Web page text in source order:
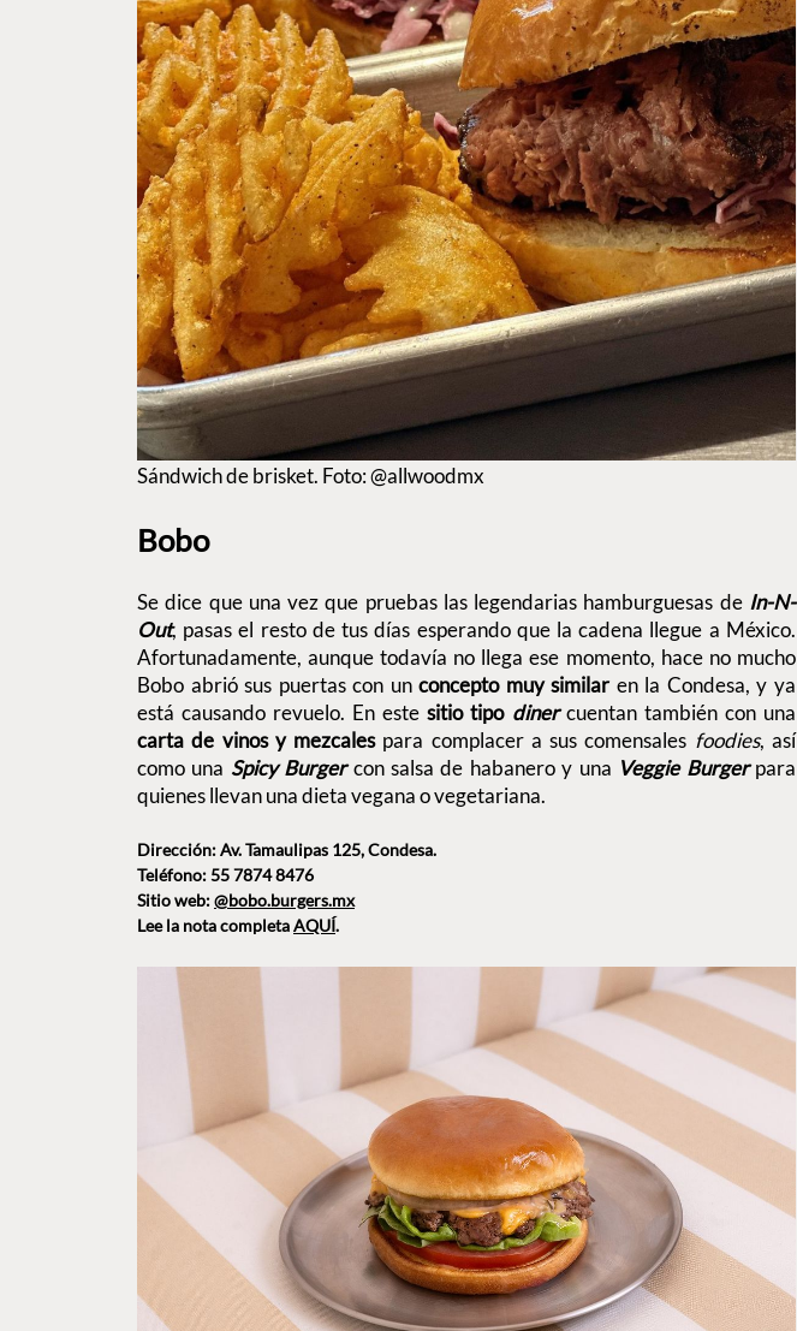
Sándwich de brisket. Foto: @allwoodmx
Bobo
Se dice que una vez que pruebas las legendarias hamburguesas de In-N-
Out, pasas el resto de tus días esperando que la cadena llegue a México.
Afortunadamente, aunque todavía no llega ese momento, hace no mucho
Bobo abrió sus puertas con unconcepto muy similar en la Condesa, y ya
está causando revuelo. En estesitio tipo diner cuentan también con una
carta de vinos y mezcalespara complacer a sus comensales foodies, así
como una Spicy Burgercon salsa de habanero y una Veggie Burgerpara
quienes llevan una dieta vegana o vegetariana.
Dirección: Av. Tamaulipas 125, Condesa.
Teléfono: 55 7874 8476
Sitio web:@bobo.burgers.mx
Lee la nota completaAQUÍ.